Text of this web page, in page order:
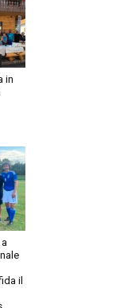
in
il